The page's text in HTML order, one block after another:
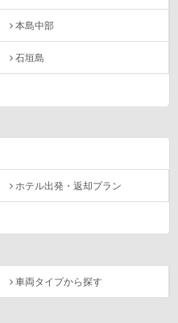
本島中部
石垣島
ホテル出発・返却プラン
車両タイプから探す